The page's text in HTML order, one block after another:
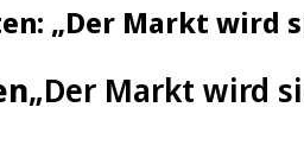
„Der Markt wird
„Der Markt wird